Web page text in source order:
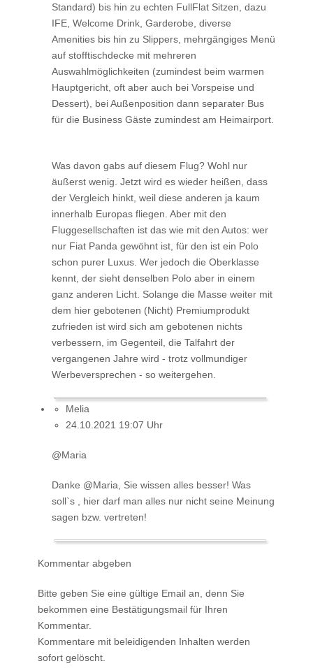
Standard) bis hin zu echten FullFlat Sitzen, dazu
IFE, Welcome Drink, Garderobe, diverse
Amenities bis hin zu Slippers, mehrgängiges Menü
auf stofftischdecke mit mehreren
Auswahlmöglichkeiten (zumindest beim warmen
Hauptgericht, oft aber auch bei Vorspeise und
Dessert), bei Außenposition dann separater Bus
für die Business Gäste zumindest am Heimairport.
Was davon gabs auf diesem Flug? Wohl nur
äußerst wenig. Jetzt wird es wieder heißen, dass
der Vergleich hinkt, weil diese anderen ja kaum
innerhalb Europas fliegen. Aber mit den
Fluggesellschaften ist das wie mit den Autos: wer
nur Fiat Panda gewöhnt ist, für den ist ein Polo
schon purer Luxus. Wer jedoch die Oberklasse
kennt, der sieht denselben Polo aber in einem
ganz anderen Licht. Solange die Masse weiter mit
dem hier gebotenen (Nicht) Premiumprodukt
zufrieden ist wird sich am gebotenen nichts
verbessern, im Gegenteil, die Talfahrt der
vergangenen Jahre wird - trotz vollmundiger
Werbeversprechen - so weitergehen.
Melia
24.10.2021 19:07 Uhr
@Maria
Danke @Maria, Sie wissen alles besser! Was
soll`s , hier darf man alles nur nicht seine Meinung
sagen bzw. vertreten!
Kommentar abgeben
Bitte geben Sie eine gültige Email an, denn Sie
bekommen eine Bestätigungsmail für Ihren
Kommentar.
Kommentare mit beleidigenden Inhalten werden
sofort gelöscht.